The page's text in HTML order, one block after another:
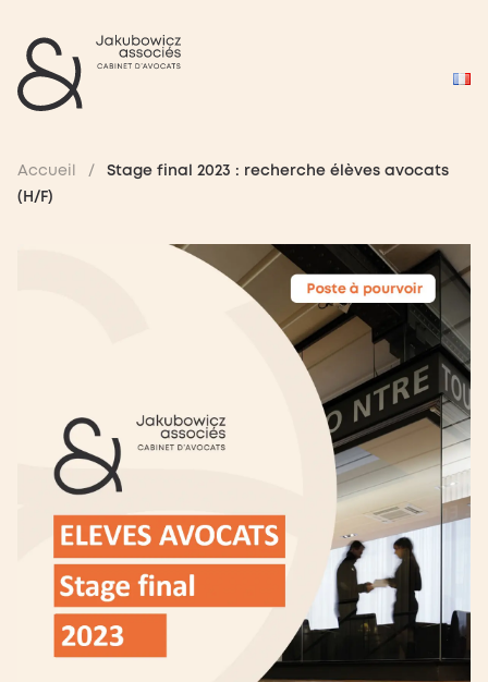
Accueil /
Stage final 2023 : recherche élèves avocats
(H/F)